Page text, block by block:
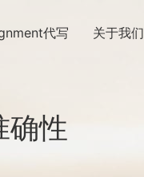
代写 关于我们
确性